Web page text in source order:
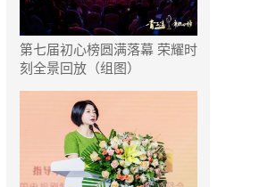
第七届初心榜圆满落幕 荣耀时
刻全景回放（组图）